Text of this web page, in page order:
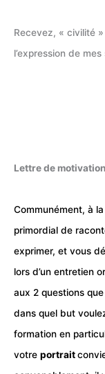
Recevez, « civilité
l’expression de
Lettre de
Communément, à
primordial de
exprimer, et vous
lors d’un entretien
aux 2 questions
dans quel but
formation en
votre portrait